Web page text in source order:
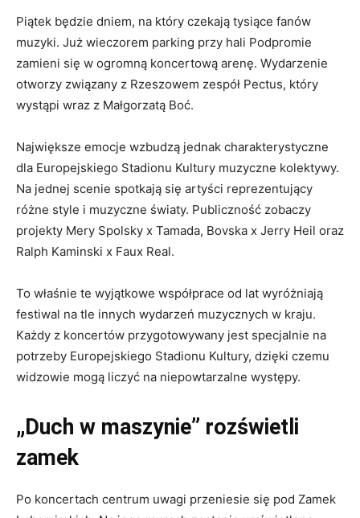
Piątek będzie dniem, na który czekają tysiące fanów
muzyki. Już wieczorem parking przy hali Podpromie
zamieni się w ogromną koncertową arenę. Wydarzenie
otworzy związany z Rzeszowem zespół Pectus, który
wystąpi wraz z Małgorzatą Boć.
Największe emocje wzbudzą jednak charakterystyczne
dla Europejskiego Stadionu Kultury muzyczne kolektywy.
Na jednej scenie spotkają się artyści reprezentujący
różne style i muzyczne światy. Publiczność zobaczy
projekty Mery Spolsky x Tamada, Bovska x Jerry Heil oraz
Ralph Kaminski x Faux Real.
To właśnie te wyjątkowe współprace od lat wyróżniają
festiwal na tle innych wydarzeń muzycznych w kraju.
Każdy z koncertów przygotowywany jest specjalnie na
potrzeby Europejskiego Stadionu Kultury, dzięki czemu
widzowie mogą liczyć na niepowtarzalne występy.
„Duch w maszynie” rozświetli
zamek
Po koncertach centrum uwagi przeniesie się pod Zamek